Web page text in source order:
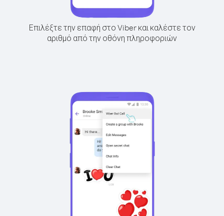
Επιλέξτε την επαφή στο Viber και καλέστε τον
αριθμό από την οθόνη πληροφοριών